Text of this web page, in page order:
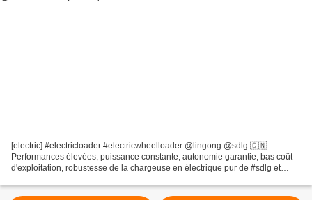
[electric] #electricloader #electricwheelloader @lingong @sdlg 🇨🇳
Performances élevées, puissance constante, autonomie garantie, bas coût
d'exploitation, robustesse de la chargeuse en électrique pur de #sdlg et